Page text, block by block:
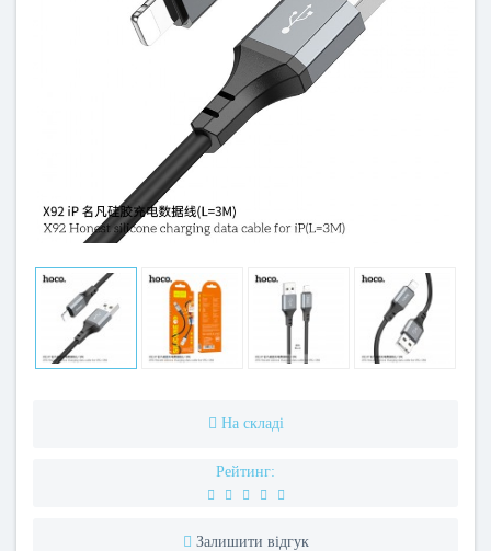
На складі
Рейтинг:
Залишити відгук